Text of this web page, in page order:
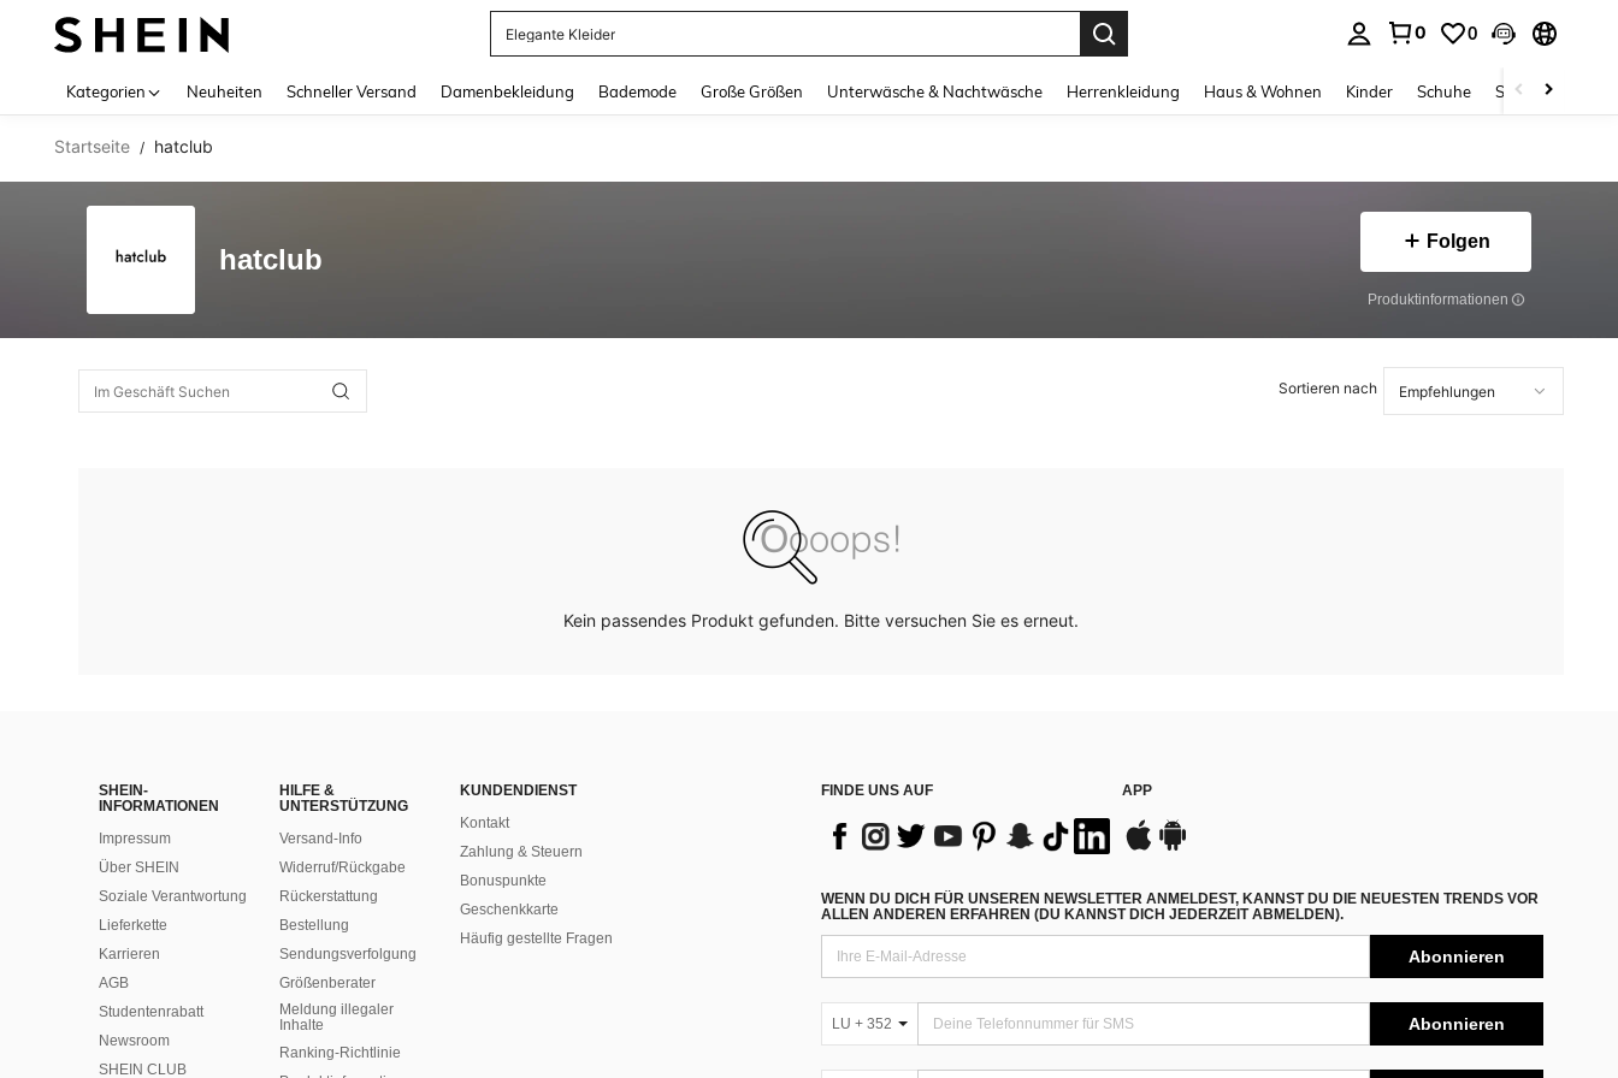
Elegante Kleider
0 0
Kategorien Neuheiten Schneller Versand Damenbekleidung Bademode Große Größen Unterwäsche & Nachtwäsche Herrenkleidung Haus & Wohnen Kinder Schuhe Schmuck &
Startseite / hatclub
hatclub
Folgen
Produktinformationen
Sortieren nach
Kein passendes Produkt gefunden. Bitte versuchen Sie es erneut.
SHEIN-
INFORMATIONEN
Impressum
Über SHEIN
Soziale Verantwortung
Lieferkette
Karrieren
AGB
Studentenrabatt
Newsroom
SHEIN CLUB
HILFE &
UNTERSTÜTZUNG
Versand-Info
Widerruf/Rückgabe
Rückerstattung
Bestellung
Sendungsverfolgung
Größenberater
Meldung illegaler
Inhalte
Ranking-Richtlinie
KUNDENDIENST
Kontakt
Zahlung & Steuern
Bonuspunkte
Geschenkkarte
Häufig gestellte Fragen
FINDE UNS AUF APP
WENN DU DICH FÜR UNSEREN NEWSLETTER ANMELDEST, KANNST DU DIE NEUESTEN TRENDS VOR
ALLEN ANDEREN ERFAHREN (DU KANNST DICH JEDERZEIT ABMELDEN).
Abonnieren
LU + 352 Abonnieren